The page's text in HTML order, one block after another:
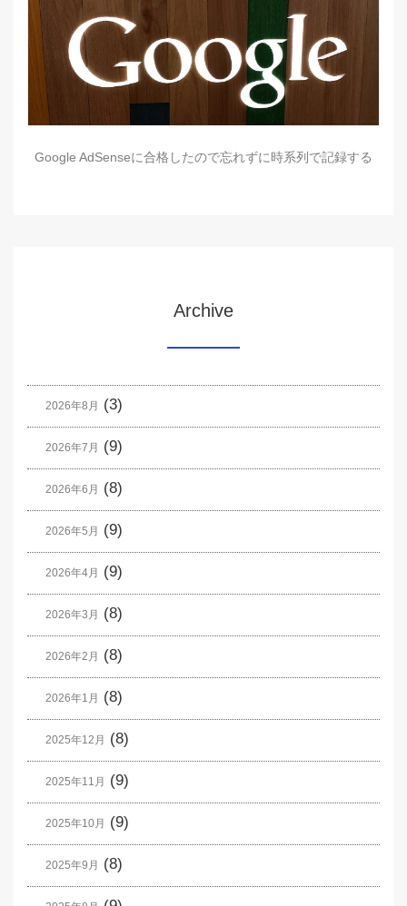
Google AdSenseに合格したので忘れずに時系列で記録する
Archive
2026年8月 (3)
2026年7月 (9)
2026年6月 (8)
2026年5月 (9)
2026年4月 (9)
2026年3月 (8)
2026年2月 (8)
2026年1月 (8)
2025年12月 (8)
2025年11月 (9)
2025年10月 (9)
2025年9月 (8)